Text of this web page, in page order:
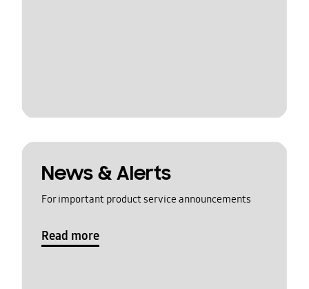
News & Alerts
For important product service announcements
Read more